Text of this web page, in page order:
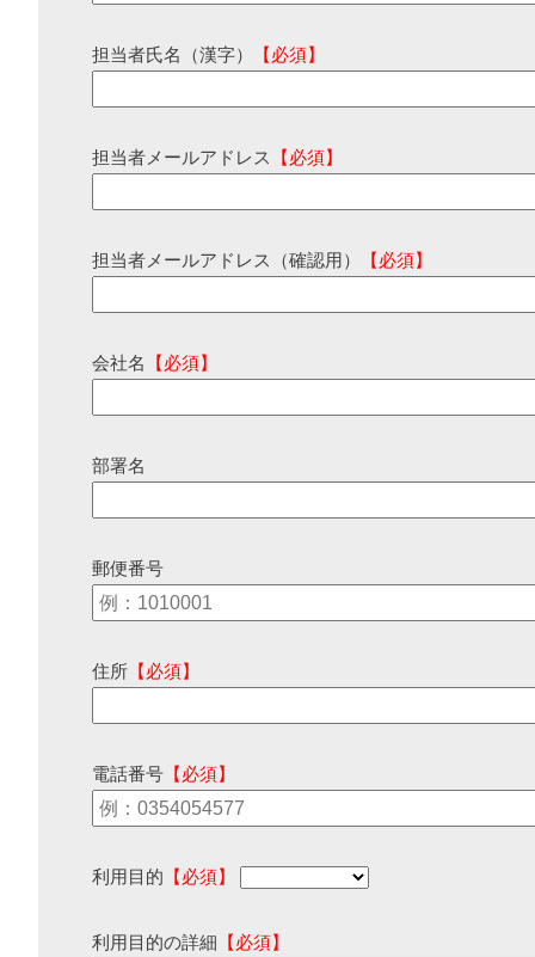
担当者氏名（漢字） 【必須】
担当者メールアドレス 【必須】
担当者メールアドレス（確認用） 【必須】
会社名 【必須】
部署名
郵便番号
住所 【必須】
電話番号 【必須】
利用目的 【必須】
利用目的の詳細 【必須】